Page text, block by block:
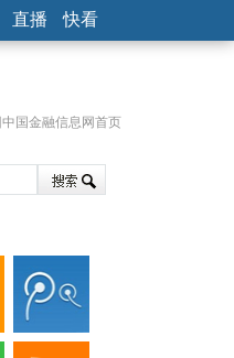
直播 快看
国金融信息网首页